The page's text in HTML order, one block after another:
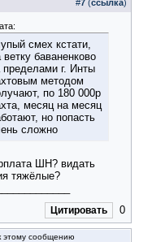
#7 (ссылка)
смех кстати,
ветку баваненково
пределами г. Инты
методом
по 180 000р
месяц на месяц
но попасть
сложно
ШН? видать
тяжёлые?
Цитировать 0
этому сообщению